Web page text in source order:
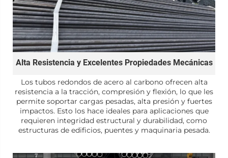
Alta Resistencia y Excelentes Propiedades Mecánicas
Los tubos redondos de acero al carbono ofrecen alta
resistencia a la tracción, compresión y flexión, lo que les
permite soportar cargas pesadas, alta presión y fuertes
impactos. Esto los hace ideales para aplicaciones que
requieren integridad estructural y durabilidad, como
estructuras de edificios, puentes y maquinaria pesada.